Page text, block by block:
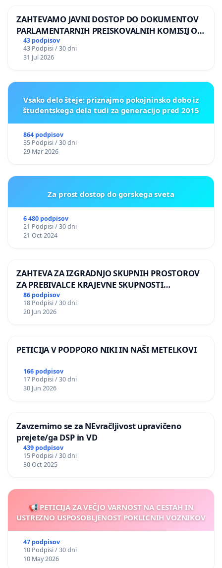
ZAHTEVAMO JAVNI DOSTOP DO DOKUMENTOV
PARLAMENTARNIH PREISKOVALNIH KOMISIJ O
ILEGALNI TRGOVINI Z OROŽJEM
43 podpisov
43 Podpisi / 30 dni
31 Jul 2026
Vsako delo šteje: priznajmo pokojninsko dobo iz
študentskega dela tudi za generacijo pred 2015
864 podpisov
35 Podpisi / 30 dni
29 Mar 2026
Za prost dostop do gorskega sveta
6 480 podpisov
21 Podpisi / 30 dni
21 Oct 2024
ZAHTEVA ZA IZGRADNJO SKUPNIH PROSTOROV
ZA PREBIVALCE KRAJEVNE SKUPNOSTI
PRESTRANEK
86 podpisov
18 Podpisi / 30 dni
20 Jun 2026
PETICIJA V PODPORO NIKI IN NAŠI METELKOVI
166 podpisov
17 Podpisi / 30 dni
30 Jun 2026
Zavzemimo se za NEvračljivost upravičeno
prejete/ga DSP in VD
439 podpisov
15 Podpisi / 30 dni
30 Oct 2025
📢 PETICIJA ZA VEČJO VARNOST NA CESTAH IN
USTREZNO USPOSOBLJENOST POKLICNIH VOZNIKOV
47 podpisov
10 Podpisi / 30 dni
10 May 2026